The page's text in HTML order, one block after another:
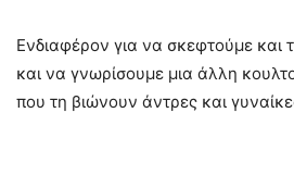
Ενδιαφέρον για να σκεφτούμε και
και να γνωρίσουμε μια άλλη
που τη βιώνουν άντρες και